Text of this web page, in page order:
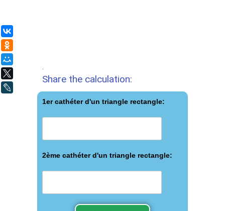
Share the calculation:
1er cathéter d'un triangle rectangle:
2ème cathéter d'un triangle rectangle: